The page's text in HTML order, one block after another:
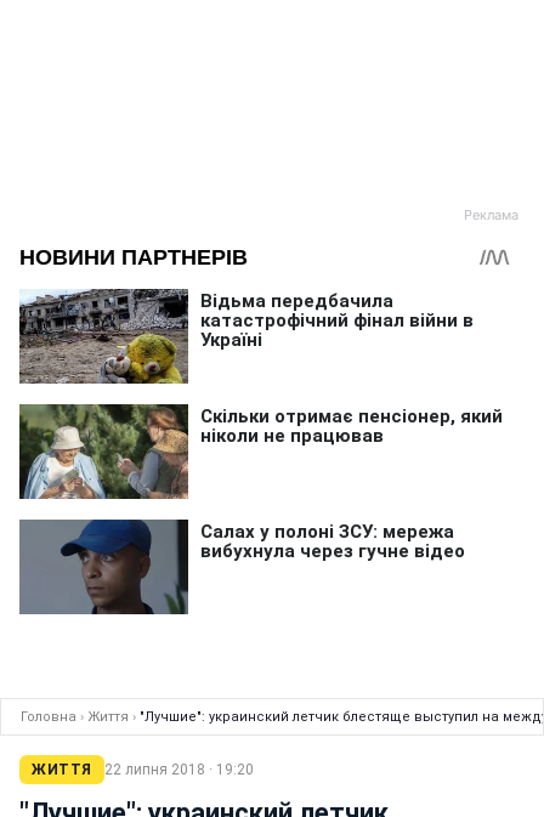
Головна › Життя › "Лучшие": украинский летчик блестяще выступил на
ЖИТТЯ 22 липня 2018 · 19:20